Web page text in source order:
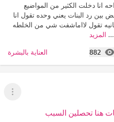
انا دخلت الكثير من المواضيع
رد البنات يعني وحده تقول انا
تقول لااماشفت شي من الخلطه
المزيد
882
المشاهدات العناية بالبشرة
عرض
هنا تحصلين السبب